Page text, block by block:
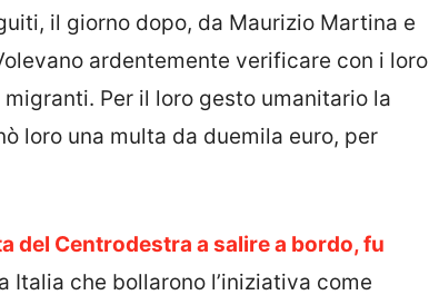
il giorno dopo, da Maurizio Martina e
ardentemente verificare con i loro
Per il loro gesto umanitario la
loro una multa da duemila euro, per
del Centrodestra a salire a bordo, fu
Italia che bollarono l’iniziativa come